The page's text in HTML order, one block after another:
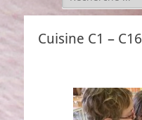
Cuisine C1 – C16